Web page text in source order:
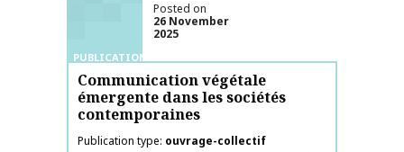
PUBLICATIONS
Posted on
26 November
2025
Communication végétale
émergente dans les sociétés
contemporaines
Publication type ouvrage-collectif